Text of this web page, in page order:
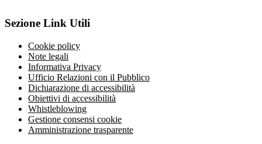
Sezione Link Utili
Cookie policy
Note legali
Informativa Privacy
Ufficio Relazioni con il Pubblico
Dichiarazione di accessibilità
Obiettivi di accessibilità
Whistleblowing
Gestione consensi cookie
Amministrazione trasparente